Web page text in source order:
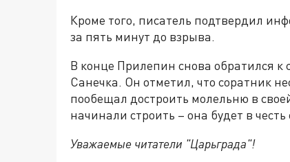
Кроме того, писатель подтвердил
за пять минут до взрыва.
В конце Прилепин снова обратился
Санечка. Он отметил, что соратник
пообещал достроить молельню в
начинали строить – она будет в
Уважаемые читатели "Царьграда"!